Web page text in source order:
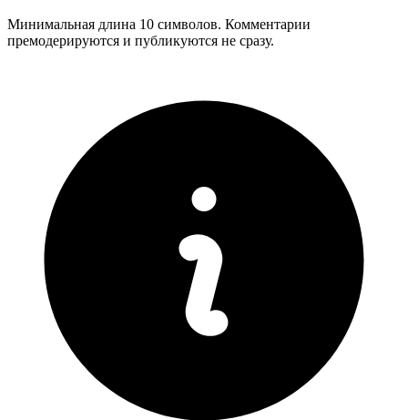
Минимальная длина 10 символов. Комментарии
премодерируются и публикуются не сразу.